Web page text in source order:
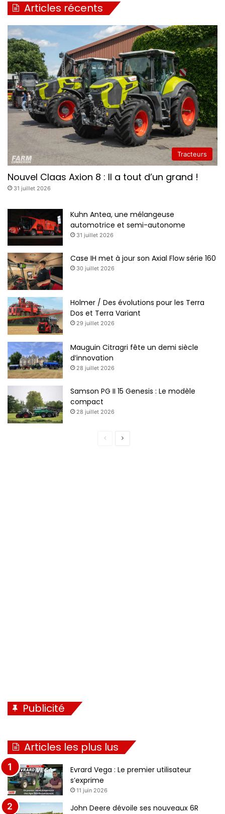
Articles récents
Tracteurs
Nouvel Claas Axion 8 : Il a tout d’un grand !
31 juillet 2026
Kuhn Antea, une mélangeuse
automotrice et semi-autonome
31 juillet 2026
Case IH met à jour son Axial Flow série 160
30 juillet 2026
Holmer / Des évolutions pour les Terra
Dos et Terra Variant
29 juillet 2026
Mauguin Citragri fête un demi siècle
d’innovation
28 juillet 2026
Samson PG II 15 Genesis : Le modèle
compact
28 juillet 2026
Page
Page
Publicité
Articles les plus lus
Evrard Vega : Le premier utilisateur
s’exprime
11 juin 2026
John Deere dévoile ses nouveaux 6R